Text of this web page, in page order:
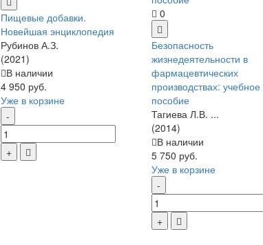
Пищевые добавки.
Новейшая энциклопедия
Рубинов А.З.
(2021)
В наличии
4 950 руб.
Уже в корзине
0
Безопасность
жизнедеятельности в
фармацевтических
производствах: учебное
пособие
Тагиева Л.В. ...
(2014)
В наличии
5 750 руб.
Уже в корзине